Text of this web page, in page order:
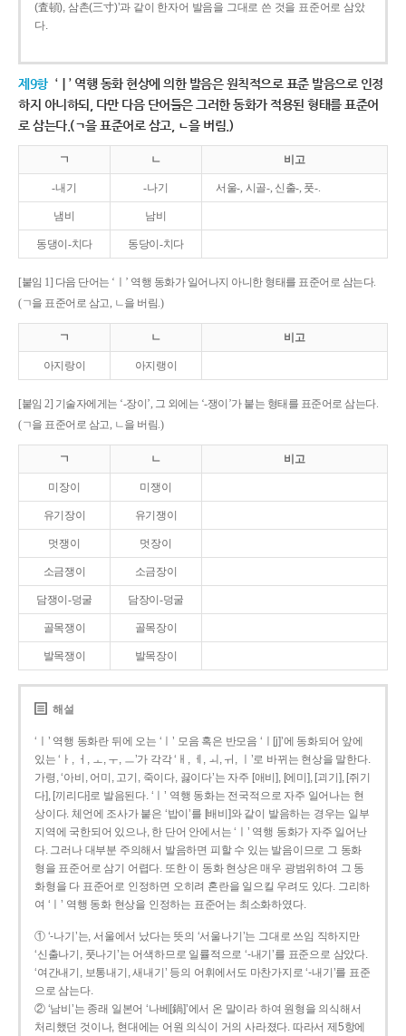
(査頓), 삼촌(三寸)’과 같이 한자어 발음을 그대로 쓴 것을 표준어로 삼았
다.
제9항 ‘ㅣ’ 역행 동화 현상에 의한 발음은 원칙적으로 표준 발음으로 인정
하지 아니하되, 다만 다음 단어들은 그러한 동화가 적용된 형태를 표준어
로 삼는다.(ㄱ을 표준어로 삼고, ㄴ을 버림.)
ㄱ ㄴ 비고
-내기 -나기 서울-, 시골-, 신출-, 풋-.
냄비 남비
동댕이-치다 동당이-치다
[붙임 1] 다음 단어는 ‘ㅣ’ 역행 동화가 일어나지 아니한 형태를 표준어로 삼는다.
(ㄱ을 표준어로 삼고, ㄴ을 버림.)
ㄱ ㄴ 비고
아지랑이 아지랭이
[붙임 2] 기술자에게는 ‘-장이’, 그 외에는 ‘-쟁이’가 붙는 형태를 표준어로 삼는다.
(ㄱ을 표준어로 삼고, ㄴ을 버림.)
ㄱ ㄴ 비고
미장이 미쟁이
유기장이 유기쟁이
멋쟁이 멋장이
소금쟁이 소금장이
담쟁이-덩굴 담장이-덩굴
골목쟁이 골목장이
발목쟁이 발목장이
해설
‘ㅣ’ 역행 동화란 뒤에 오는 ‘ㅣ’ 모음 혹은 반모음 ‘ㅣ[j]’에 동화되어 앞에
있는 ‘ㅏ, ㅓ, ㅗ, ㅜ, ㅡ’가 각각 ‘ㅐ, ㅔ, ㅚ, ㅟ, ㅣ’로 바뀌는 현상을 말한다.
가령, ‘아비, 어미, 고기, 죽이다, 끓이다’는 자주 [애비], [에미], [괴기], [쥐기
다], [끼리다]로 발음된다. ‘ㅣ’ 역행 동화는 전국적으로 자주 일어나는 현
상이다. 체언에 조사가 붙은 ‘밥이’를 [배비]와 같이 발음하는 경우는 일부
지역에 국한되어 있으나, 한 단어 안에서는 ‘ㅣ’ 역행 동화가 자주 일어난
다. 그러나 대부분 주의해서 발음하면 피할 수 있는 발음이므로 그 동화
형을 표준어로 삼기 어렵다. 또한 이 동화 현상은 매우 광범위하여 그 동
화형을 다 표준어로 인정하면 오히려 혼란을 일으킬 우려도 있다. 그리하
여 ‘ㅣ’ 역행 동화 현상을 인정하는 표준어는 최소화하였다.
① ‘-나기’는, 서울에서 났다는 뜻의 ‘서울나기’는 그대로 쓰임 직하지만
‘신출나기, 풋나기’는 어색하므로 일률적으로 ‘-내기’를 표준으로 삼았다.
‘여간내기, 보통내기, 새내기’ 등의 어휘에서도 마찬가지로 ‘-내기’를 표준
으로 삼는다.
② ‘남비’는 종래 일본어 ‘나베[鍋]’에서 온 말이라 하여 원형을 의식해서
처리했던 것이나, 현대에는 어원 의식이 거의 사라졌다. 따라서 제5항에